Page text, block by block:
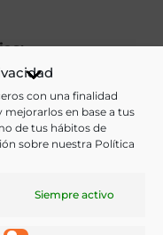
con una finalidad
mejorarlos en base a tus
de tus hábitos de
sobre nuestra Política
Siempre activo
, Enseñanza,
clave:
Industrias,Infancia